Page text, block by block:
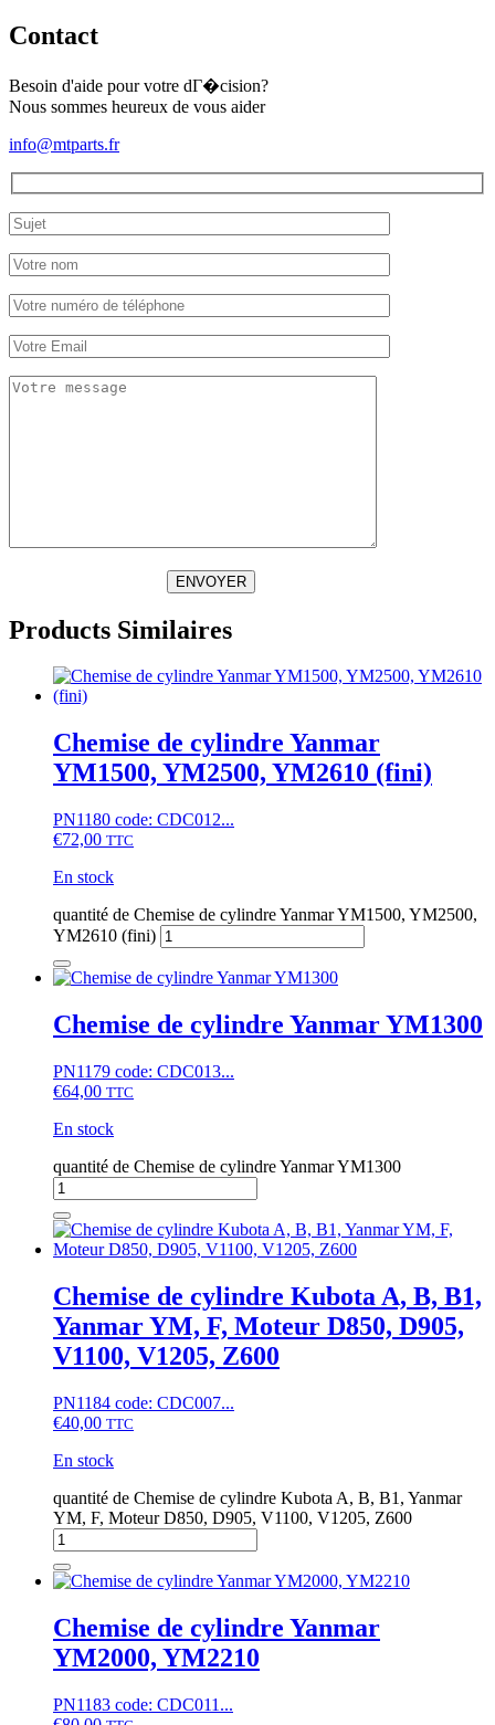
Contact
Besoin d'aide pour votre dГ�cision?
Nous sommes heureux de vous aider
info@mtparts.fr
ENVOYER
Products Similaires
Chemise de cylindre Yanmar
YM1500, YM2500, YM2610 (fini)
PN1180 code: CDC012...
€72,00 TTC
En stock
quantité de Chemise de cylindre Yanmar YM1500, YM2500,
YM2610 (fini)
Chemise de cylindre Yanmar YM1300
PN1179 code: CDC013...
€64,00 TTC
En stock
quantité de Chemise de cylindre Yanmar YM1300
Chemise de cylindre Kubota A, B, B1,
Yanmar YM, F, Moteur D850, D905,
V1100, V1205, Z600
PN1184 code: CDC007...
€40,00 TTC
En stock
quantité de Chemise de cylindre Kubota A, B, B1, Yanmar
YM, F, Moteur D850, D905, V1100, V1205, Z600
Chemise de cylindre Yanmar
YM2000, YM2210
PN1183 code: CDC011...